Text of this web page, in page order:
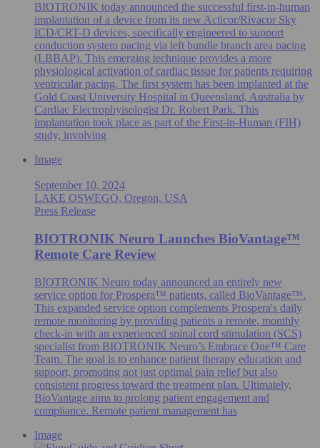
BIOTRONIK today announced the successful first-in-human
implantation of a device from its new Acticor/Rivacor Sky
ICD/CRT-D devices, specifically engineered to support
conduction system pacing via left bundle branch area pacing
(LBBAP). This emerging technique provides a more
physiological activation of cardiac tissue for patients requiring
ventricular pacing. The first system has been implanted at the
Gold Coast University Hospital in Queensland, Australia by
Cardiac Electrophyisologist Dr. Robert Park. This
implantation took place as part of the First-in-Human (FIH)
study, involving
Image
September 10, 2024
LAKE OSWEGO, Oregon, USA
Press Release
BIOTRONIK Neuro Launches BioVantage™
Remote Care Review
BIOTRONIK Neuro today announced an entirely new
service option for Prospera™ patients, called BioVantage™.
This expanded service option complements Prospera's daily
remote monitoring by providing patients a remote, monthly
check-in with an experienced spinal cord stimulation (SCS)
specialist from BIOTRONIK Neuro’s Embrace One™ Care
Team. The goal is to enhance patient therapy education and
support, promoting not just optimal pain relief but also
consistent progress toward the treatment plan. Ultimately,
BioVantage aims to prolong patient engagement and
compliance. Remote patient management has
Image